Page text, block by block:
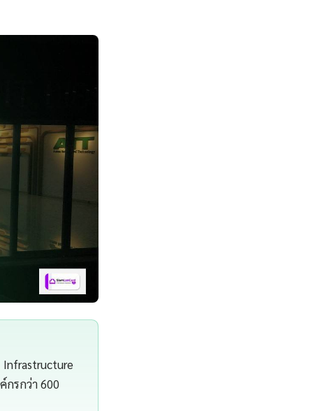
Infrastructure
รกว่า 600